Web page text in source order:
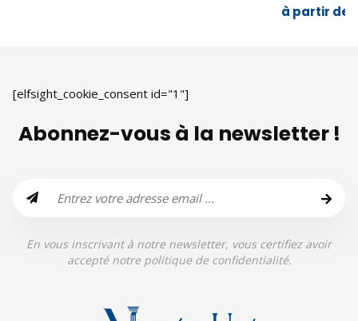
à partir de
[elfsight_cookie_consent id="1"]
Abonnez-vous à la newsletter !
En vous inscrivant à notre newsletter, vous certifiez avoir
accepté notre politique de confidentialité.